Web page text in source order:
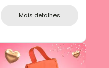
Mais detalhes